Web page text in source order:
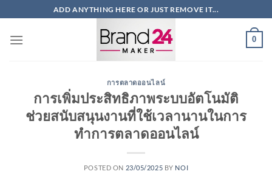
ไป
ADD ANYTHING HERE OR JUST REMOVE IT...
0
การตลาดออนไลน์
การเพิ่มประสิทธิภาพระบบอัตโนมัติ
ช่วยสนับสนุนงานที่ใช้เวลานานในการ
ทำการตลาดออนไลน์
POSTED ON 23/05/2025 BY NOI